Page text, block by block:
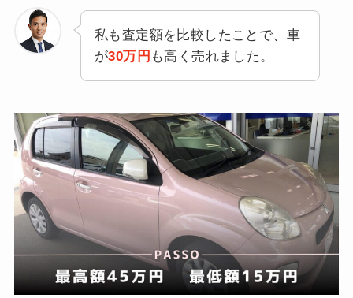
私も査定額を比較したことで、車
が30万円 も高く売れました。